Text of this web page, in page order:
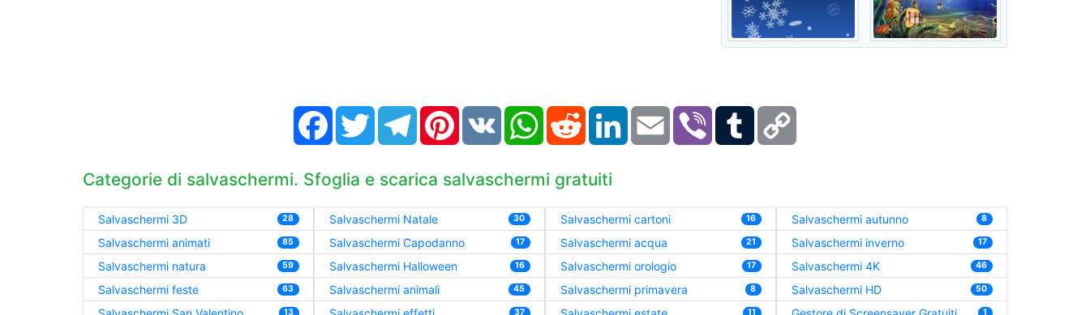
FacebookTwitter TelegramPinterestVK WhatsAppReddit LinkedIn Email Viber Tumblr
Categorie di salvaschermi. Sfoglia e scarica salvaschermi gratuiti
Salvaschermi 3D 28
Salvaschermi animati 85
Salvaschermi natura 59
Salvaschermi feste 63
13
Salvaschermi Natale 30
Salvaschermi Capodanno 17
Salvaschermi Halloween 16
Salvaschermi animali 45
37
Salvaschermi cartoni 16
Salvaschermi acqua 21
Salvaschermi orologio 17
Salvaschermi primavera 8
11
Salvaschermi autunno 8
Salvaschermi inverno 17
Salvaschermi 4K 46
Salvaschermi HD 50
1